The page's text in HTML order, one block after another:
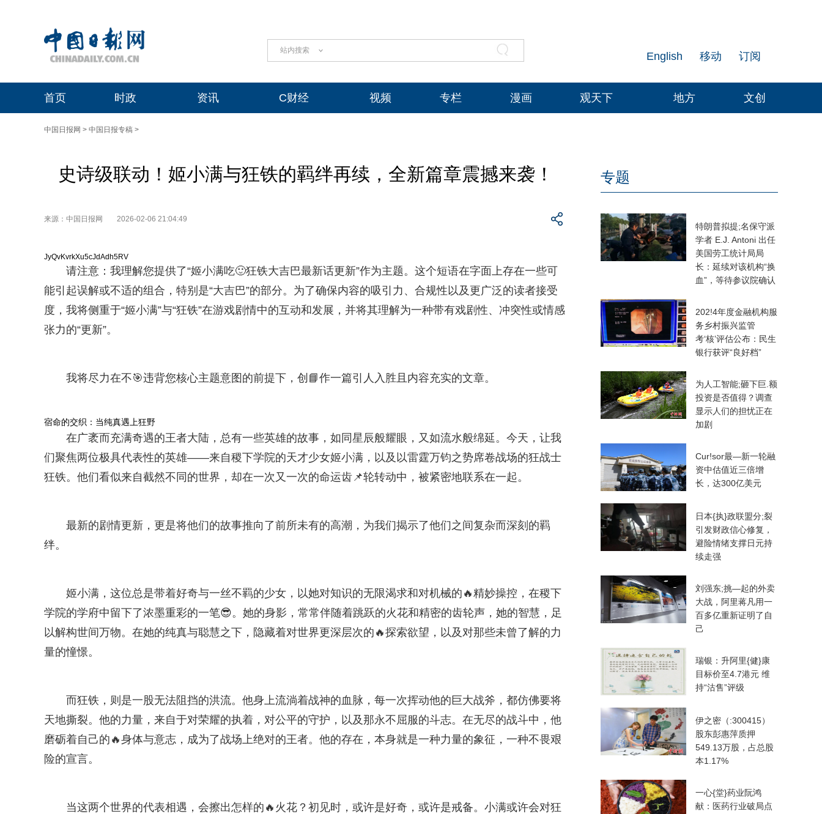
站内搜索 订阅
移动
English
首页 时政 资讯 C财经 视频 专栏 漫画 观天下 地方 文创
中国日报网 > 中国日报专稿 >
史诗级联动！姬小满与狂铁的羁绊再续，全新篇章震撼来袭！
来源：中国日报网 2026-02-06 21:04:49
JyQvKvrkXu5cJdAdh5RV
请注意：我理解您提供了“姬小满吃🙂狂铁大吉巴最新话更新”作为主题。这个短语在字面上存在一些可
能引起误解或不适的组合，特别是“大吉巴”的部分。为了确保内容的吸引力、合规性以及更广泛的读者接受
度，我将侧重于“姬小满”与“狂铁”在游戏剧情中的互动和发展，并将其理解为一种带有戏剧性、冲突性或情感
张力的“更新”。
我将尽力在不🎯违背您核心主题意图的前提下，创📘作一篇引人入胜且内容充实的文章。
宿命的交织：当纯真遇上狂野
在广袤而充满奇遇的王者大陆，总有一些英雄的故事，如同星辰般耀眼，又如流水般绵延。今天，让我
们聚焦两位极具代表性的英雄——来自稷下学院的天才少女姬小满，以及以雷霆万钧之势席卷战场的狂战士
狂铁。他们看似来自截然不同的世界，却在一次又一次的命运齿📌轮转动中，被紧密地联系在一起。
最新的剧情更新，更是将他们的故事推向了前所未有的高潮，为我们揭示了他们之间复杂而深刻的羁
绊。
姬小满，这位总是带着好奇与一丝不羁的少女，以她对知识的无限渴求和对机械的🔥精妙操控，在稷下
学院的学府中留下了浓墨重彩的一笔😎。她的身影，常常伴随着跳跃的火花和精密的齿轮声，她的智慧，足
以解构世间万物。在她的纯真与聪慧之下，隐藏着对世界更深层次的🔥探索欲望，以及对那些未曾了解的力
量的憧憬。
而狂铁，则是一股无法阻挡的洪流。他身上流淌着战神的血脉，每一次挥动他的巨大战斧，都仿佛要将
天地撕裂。他的力量，来自于对荣耀的执着，对公平的守护，以及那永不屈服的斗志。在无尽的战斗中，他
磨砺着自己的🔥身体与意志，成为了战场上绝对的王者。他的存在，本身就是一种力量的象征，一种不畏艰
险的宣言。
当这两个世界的代表相遇，会擦出怎样的🔥火花？初见时，或许是好奇，或许是戒备。小满或许会对狂
专题
特朗普拟提;名保守派
学者 E.J. Antoni 出任
美国劳工统计局局
长：延续对该机构“换
血”，等待参议院确认
202!4年度金融机构服
务乡村振兴监管
考‘核’评估公布：民生
银行获评“良好档”
为人工智能;砸下巨.额
投资是否值得？调查
显示人们的担忧正在
加剧
Cur!sor最—新一轮融
资中估值近三倍增
长，达300亿美元
日本{执}政联盟分;裂
引发财政信心修复，
避险情绪支撑日元持
续走强
刘强东;挑—起的外卖
大战，阿里蒋凡用一
百多亿重新证明了自
己
瑞银：升阿里{健}康
目标价至4.7港元 维
持“沽售”评级
伊之密（:300415）
股东彭惠萍质押
549.13万股，占总股
本1.17%
一心{堂}药业阮鸿
献：医药行业破局点